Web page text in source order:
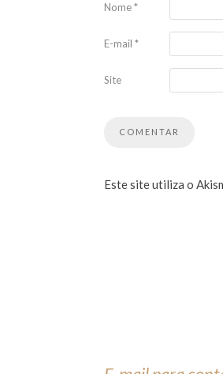
Nome*
E-mail *
Site
Este site utiliza o